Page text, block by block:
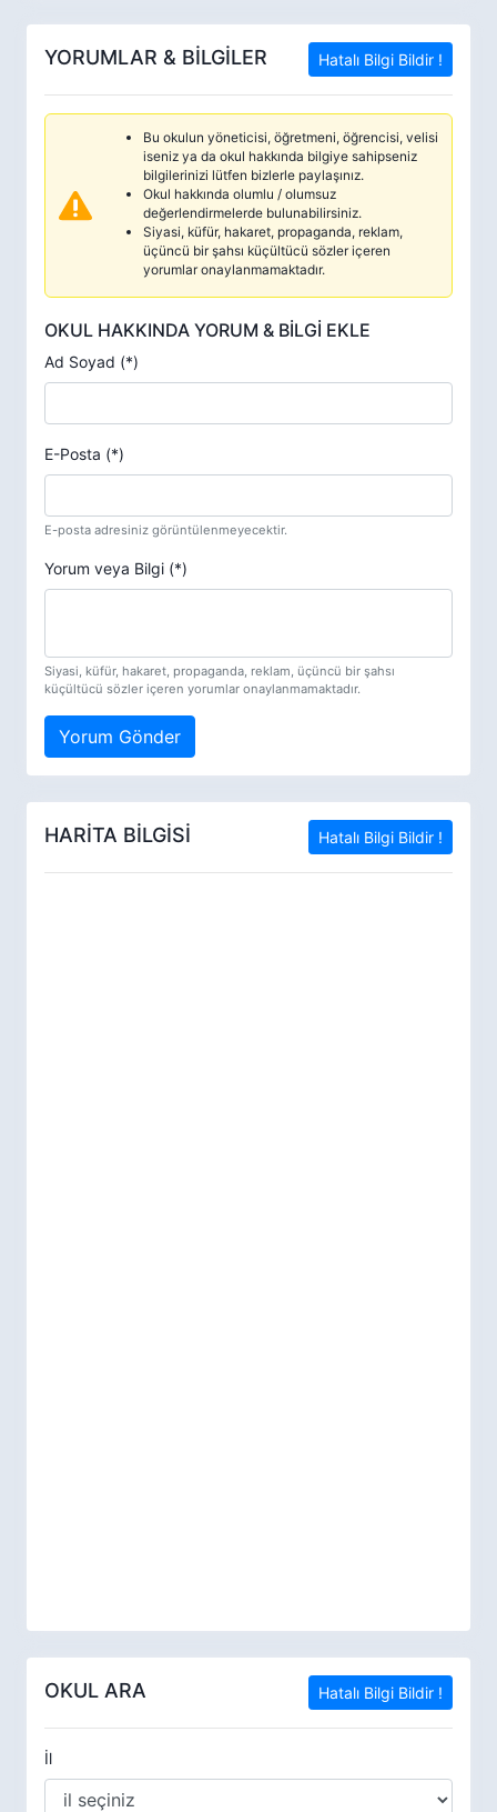
YORUMLAR & BİLGİLER Hatalı Bilgi Bildir !
Bu okulun yöneticisi, öğretmeni, öğrencisi, velisi
iseniz ya da okul hakkında bilgiye sahipseniz
bilgilerinizi lütfen bizlerle paylaşınız.
Okul hakkında olumlu / olumsuz
değerlendirmelerde bulunabilirsiniz.
Siyasi, küfür, hakaret, propaganda, reklam,
üçüncü bir şahsı küçültücü sözler içeren
yorumlar onaylanmamaktadır.
OKUL HAKKINDA YORUM & BİLGİ EKLE
Ad Soyad (*)
E-Posta (*)
E-posta adresiniz görüntülenmeyecektir.
Yorum veya Bilgi (*)
Siyasi, küfür, hakaret, propaganda, reklam, üçüncü bir şahsı
küçültücü sözler içeren yorumlar onaylanmamaktadır.
Yorum Gönder
HARİTA BİLGİSİ Hatalı Bilgi Bildir !
OKUL ARA Hatalı Bilgi Bildir !
İl